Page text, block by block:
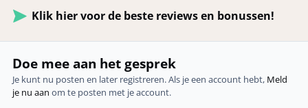
Klik hier voor de beste reviews en bonussen!
Doe mee aan het gesprek
Je kunt nu posten en later registreren. Als je een account hebt, Meld
je nu aan om te posten met je account.